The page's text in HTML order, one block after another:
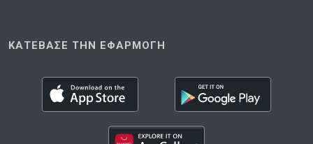
ΚΑΤΕΒΑΣΕ ΤΗΝ ΕΦΑΡΜΟΓΗ